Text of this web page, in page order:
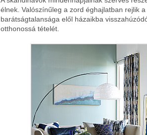
élnek. Valószínűleg a zord éghajlatban rejlik
barátságtalansága elől házaikba
otthonossá tételét.